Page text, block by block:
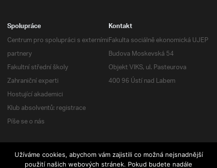
Spolupráce
Centrum pro spolupráci s externími
partnery
Fakultní střední školy
Zahraniční experti
Hostující akademici
Klub absolventů: registrace
Píše se o nás
Kontakt
Fakulta sociálně ekonomická UJEP
Budova Moskevská 54
Objekt VIKS, ul. Pasteurova
400 96 Ústí nad Labem
Užíváme cookies, abychom vám zajistili co možná nejsnadnější
použití našich webových stránek. Pokud budete nadále